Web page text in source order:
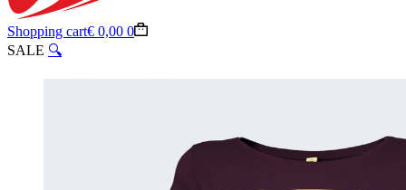
Shopping cart€ 0,00 0
SALE 🔍